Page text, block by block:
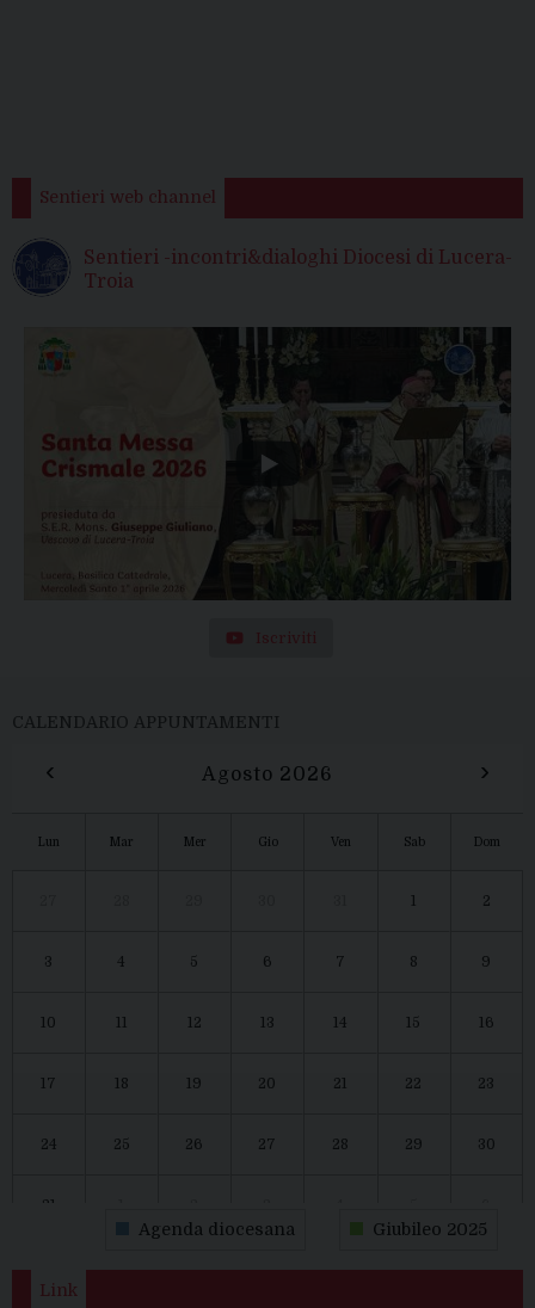
Sentieri web channel
Sentieri -incontri&dialoghi Diocesi di Lucera-
Troia
Iscriviti
CALENDARIO APPUNTAMENTI
‹ Agosto 2026 ›
Lun Mar Mer Gio Ven Sab Dom
1 2
3 4 5 6 7 8 9
10 11 12 13 14 15 16
17 18 19 20 21 22 23
24 25 26 27 28 29 30
31
Agenda diocesana Giubileo 2025
Link